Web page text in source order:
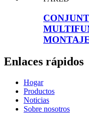
Enlaces rápidos
Hogar
Productos
Noticias
Sobre nosotros